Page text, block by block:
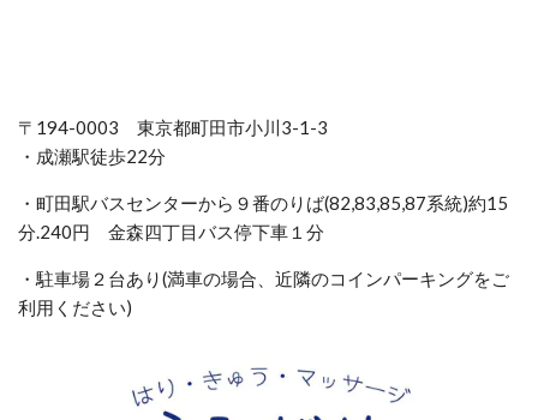
〒194-0003 東京都町田市小川3-1-3
・成瀬駅徒歩22分
・町田駅バスセンターから９番のりば(82,83,85,87系統)約15
分.240円 金森四丁目バス停下車１分
・駐車場２台あり(満車の場合、近隣のコインパーキングをご
利用ください)